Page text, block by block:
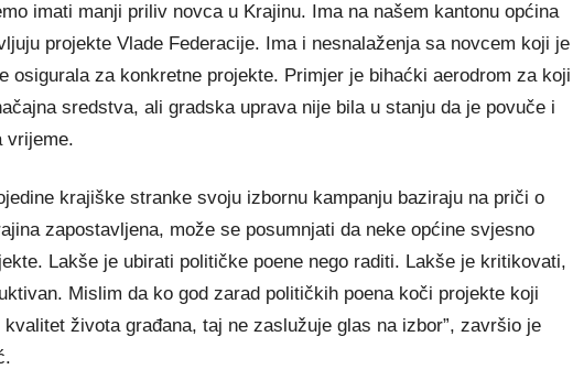
imati manji priliv novca u Krajinu. Ima na našem kantonu općina
projekte Vlade Federacije. Ima i nesnalaženja sa novcem koji je
osigurala za konkretne projekte. Primjer je bihaćki aerodrom za koji
sredstva, ali gradska uprava nije bila u stanju da je povuče i
vrijeme.
krajiške stranke svoju izbornu kampanju baziraju na priči o
zapostavljena, može se posumnjati da neke općine svjesno
Lakše je ubirati političke poene nego raditi. Lakše je kritikovati,
Mislim da ko god zarad političkih poena koči projekte koji
kvalitet života građana, taj ne zaslužuje glas na izbor”, završio je